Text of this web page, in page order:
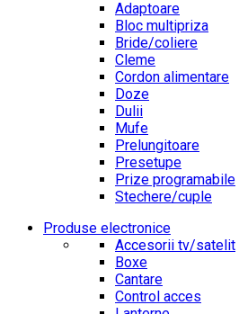
Adaptoare
Bloc multipriza
Bride/coliere
Cleme
Cordon alimentare
Doze
Dulii
Mufe
Prelungitoare
Presetupe
Prize programabile
Stechere/cuple
Produse electronice
Accesorii tv/satelit
Boxe
Cantare
Control acces